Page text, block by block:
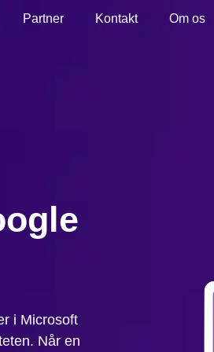
Partner Kontakt Om os
i Microsoft
Når en